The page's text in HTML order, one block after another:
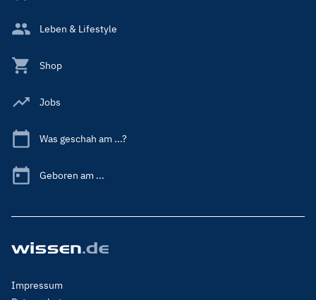
Leben & Lifestyle
Shop
Jobs
Was geschah am ...?
Geboren am ...
Footer
Impressum